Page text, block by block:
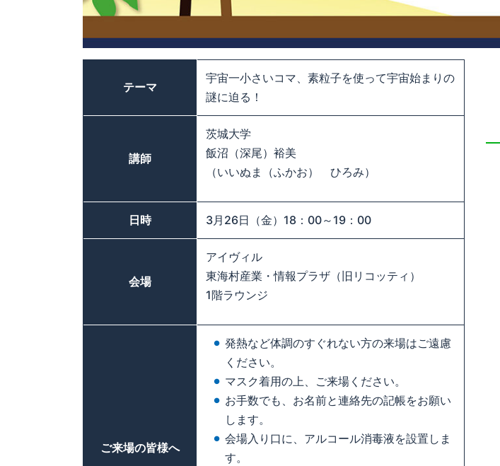
テーマ
宇宙一小さいコマ、素粒子を使って宇宙始まりの
謎に迫る！
講師
茨城大学
飯沼（深尾）裕美
（いいぬま（ふかお） ひろみ）
日時 3月26日（金）18：00～19：00
会場
アイヴィル
東海村産業・情報プラザ（旧リコッティ）
1階ラウンジ
ご来場の皆様へ
発熱など体調のすぐれない方の来場はご遠慮
ください。
マスク着用の上、ご来場ください。
お手数でも、お名前と連絡先の記帳をお願い
します。
会場入り口に、アルコール消毒液を設置しま
す。